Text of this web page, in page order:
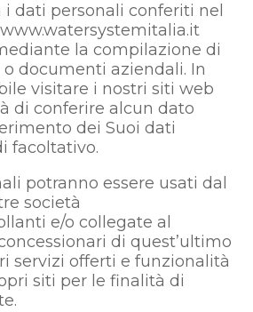
dati personali conferiti nel
la compilazione di
documenti aziendali. In
visitare i nostri siti web
di conferire alcun dato
dei Suoi dati
facoltativo.
potranno essere usati dal
società
e/o collegate al
di quest’ultimo
servizi offerti e funzionalità
siti per le finalità di